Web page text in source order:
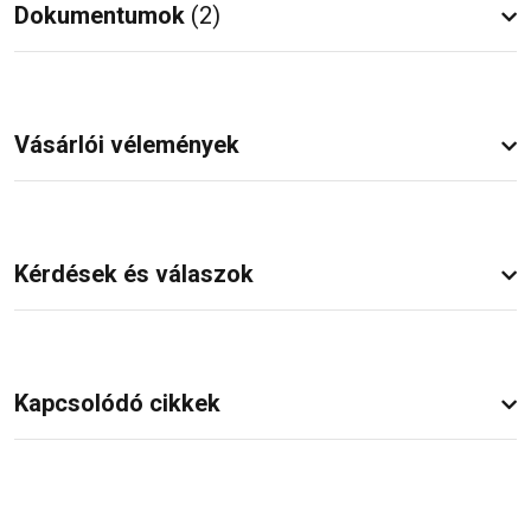
Dokumentumok (2)
Vásárlói vélemények
Kérdések és válaszok
Kapcsolódó cikkek